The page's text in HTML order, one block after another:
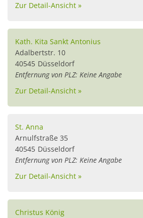
Zur Detail-Ansicht »
Kath. Kita Sankt Antonius
Adalbertstr. 10
40545 Düsseldorf
Entfernung von PLZ: Keine Angabe
Zur Detail-Ansicht »
St. Anna
Arnulfstraße 35
40545 Düsseldorf
Entfernung von PLZ: Keine Angabe
Zur Detail-Ansicht »
Christus König